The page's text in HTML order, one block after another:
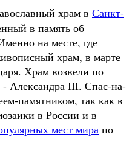
храм в Санкт-
в память об
на месте, где
храм, в марте
Храм возвели по
- Александра III. Спас-на-
памятником, так как в
в России и в
мест мира по